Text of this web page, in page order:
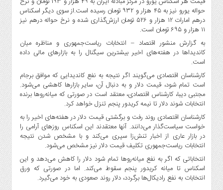
بانک
،
بیمه
و
ارز
دیجیتال
کشاورزی
و
صنایع
غذایی
سیاسی
و
بین
الملل
نگاه
روز
حواله یورو نیز به ۴۵ هزار و ۹۳۲ تومان رسیده است.از سوی دیگر اسکناس
درهم امارات ۱۲ هزار و ۵۲۶ تومان ارزش‌گذاری شده و نرخ حواله درهم نیز
۱۱ هزار و ۶۹۵ تومان است.
به گزارش منشور اقتصاد – انتخابات ریاست‌جمهوری و مناظره میان
کاندیداها در هفته‌های اخیر بیشترین سیگنال را به بازارهای مالی داده
است.
کارشناسان اقتصادی می‌گویند اگر نتیجه به نفع کاندیدایی که موافق برجام
است تمام شود، قیمت دلار و به‌ دنبال آن، سایر بازارها کاهشی می‌شود.
مجتبی دیبا، کارشناس اقتصادی، معتقد است در صورتی که میانه‌روها برنده
انتخابات شوند دلار تا نیمه کریدور پنجم تنزل خواهد کرد.
کارشناسان اقتصادی روند رفت و برگشتی قیمت دلار در هفته‌های اخیر را به
خواست سیاست‌گذار می‌دانند. آنها معتقدند این اسکناس روزهای آرامی را
در بازار عاری از اخبار تنش‌زا سپری می‌کند و با مشخص شدن نتیجه
انتخابات ریاست‌جمهوری تکلیف قیمت دلار نیز مشخص می‌شود.
انتخاباتی که اگر به نفع میانه‌روها تمام شود دلار را کاهش می‌دهد و این
اسکناس تا میانه کریدور پنجم سقوط می‌کند. اما در صورتی که ورق
انتخابات به نفع رادیکال‌ها برگردد، دلار روند صعودی به خود می‌گیرد.